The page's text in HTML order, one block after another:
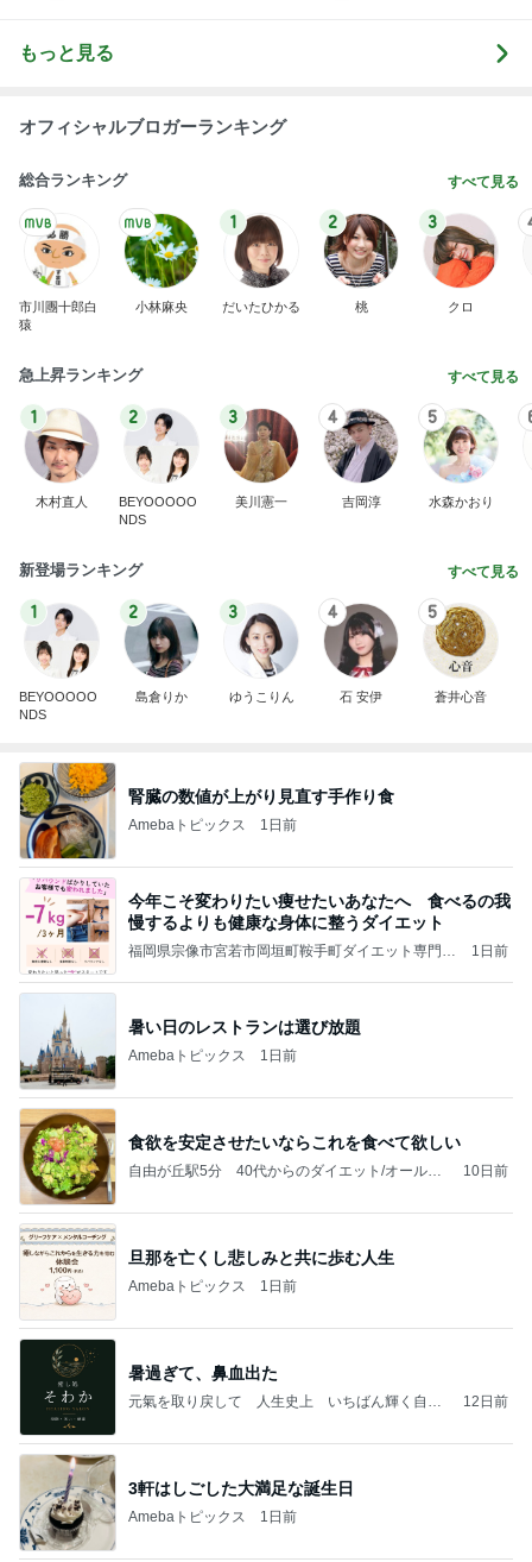
もっと見る
オフィシャルブロガーランキング
総合ランキング すべて見る
市川團十郎白
猿
小林麻央
1
だいたひかる
2
桃
3
クロ
急上昇ランキング すべて見る
1
木村直人
2
BEYOOOOO
NDS
3
美川憲一
4
吉岡淳
5
水森かおり
新登場ランキング すべて見る
1
BEYOOOOO
NDS
2
島倉りか
3
ゆうこりん
4
石 安伊
5
蒼井心音
腎臓の数値が上がり見直す手作り食
Amebaトピックス 1日前
今年こそ変わりたい痩せたいあなたへ 食べるの我
慢するよりも健康な身体に整うダイエット
福岡県宗像市宮若市岡垣町鞍手町ダイエット専門リ
1日前
暑い日のレストランは選び放題
Amebaトピックス 1日前
食欲を安定させたいならこれを食べて欲しい
自由が丘駅5分 40代からのダイエット/オールハ
10日前
旦那を亡くし悲しみと共に歩む人生
Amebaトピックス 1日前
暑過ぎて、鼻血出た
元氣を取り戻して 人生史上 いちばん輝く自分
12日前
3軒はしごした大満足な誕生日
Amebaトピックス 1日前